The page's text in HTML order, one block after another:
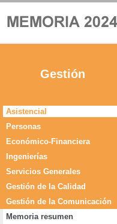
Gestión
Asistencial
Personas
Económico-Financiera
Ingenierías
Servicios Generales
Gestión de la Calidad
Gestión de la Comunicación
Memoria resumen